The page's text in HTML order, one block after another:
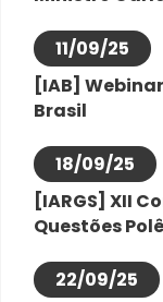
11/09/25
[IAB]
Brasil
18/09/25
[IARGS] XII
Questões
22/09/25